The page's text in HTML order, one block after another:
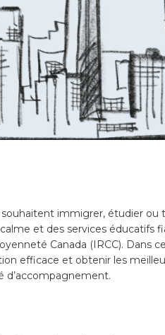
immigrer, étudier ou
et des services éducatifs
Canada (IRCC). Dans
efficace et obtenir les
d’accompagnement.